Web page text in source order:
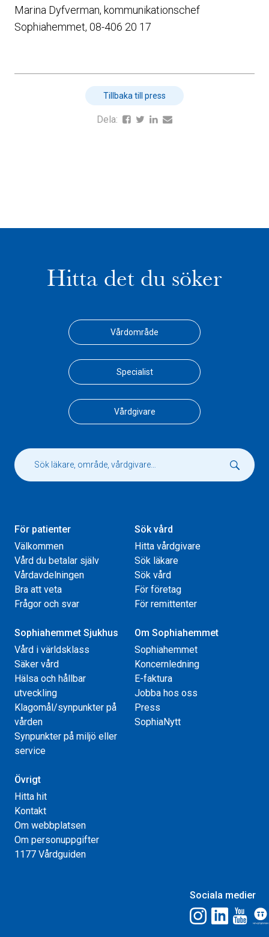
Marina Dyfverman, kommunikationschef
Sophiahemmet, 08-406 20 17
Tillbaka till press
Dela:
Hitta det du söker
Vårdområde
Specialist
Vårdgivare
För patienter
Välkommen
Vård du betalar själv
Vårdavdelningen
Bra att veta
Frågor och svar
Sök vård
Hitta vårdgivare
Sök läkare
Sök vård
För företag
För remittenter
Sophiahemmet Sjukhus
Vård i världsklass
Säker vård
Hälsa och hållbar
utveckling
Klagomål/synpunkter på
vården
Synpunkter på miljö eller
service
Om Sophiahemmet
Sophiahemmet
Koncernledning
E-faktura
Jobba hos oss
Press
SophiaNytt
Övrigt
Hitta hit
Kontakt
Om webbplatsen
Om personuppgifter
1177 Vårdguiden
Sociala medier